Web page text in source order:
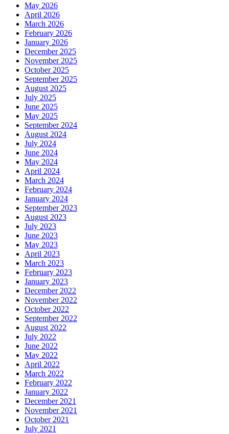
May 2026
April 2026
March 2026
February 2026
January 2026
December 2025
November 2025
October 2025
September 2025
August 2025
July 2025
June 2025
May 2025
September 2024
August 2024
July 2024
June 2024
May 2024
April 2024
March 2024
February 2024
January 2024
September 2023
August 2023
July 2023
June 2023
May 2023
April 2023
March 2023
February 2023
January 2023
December 2022
November 2022
October 2022
September 2022
August 2022
July 2022
June 2022
May 2022
April 2022
March 2022
February 2022
January 2022
December 2021
November 2021
October 2021
July 2021